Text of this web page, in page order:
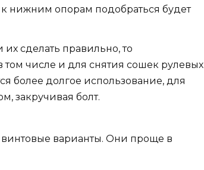
к нижним опорам подобраться будет
сделать правильно, то
том числе и для снятия сошек рулевых
более долгое использование, для
закручивая болт.
винтовые варианты. Они проще в